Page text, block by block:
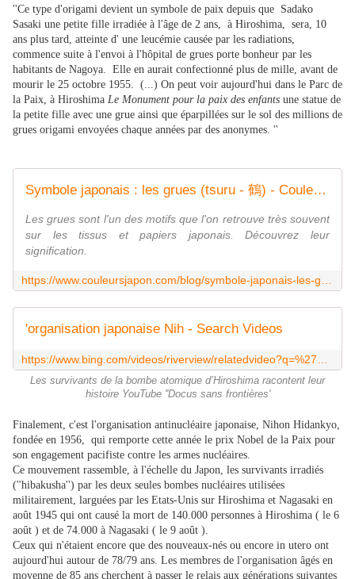
''Ce type d'origami devient un symbole de paix depuis que Sadako
Sasaki une petite fille irradiée à l'âge de 2 ans, à Hiroshima, sera, 10
ans plus tard, atteinte d' une leucémie causée par les radiations,
commence suite à l'envoi à l'hôpital de grues porte bonheur par les
habitants de Nagoya. Elle en aurait confectionné plus de mille, avant de
mourir le 25 octobre 1955. (...) On peut voir aujourd'hui dans le Parc de
la Paix, à Hiroshima Le Monument pour la paix des enfants une statue de
la petite fille avec une grue ainsi que éparpillées sur le sol des millions de
grues origami envoyées chaque années par des anonymes. ''
Symbole japonais : les grues (tsuru - 鶴) - Couleurs Japon
Les grues sont l'un des motifs que l'on retrouve très souvent
sur les tissus et papiers japonais. Découvrez leur
signification.
'organisation japonaise Nih - Search Videos
Les survivants de la bombe atomique d’Hiroshima racontent leur
histoire YouTube ''Docus sans frontières'
Finalement, c'est l'organisation antinucléaire japonaise, Nihon Hidankyo,
fondée en 1956, qui remporte cette année le prix Nobel de la Paix pour
son engagement pacifiste contre les armes nucléaires.
Ce mouvement rassemble, à l'échelle du Japon, les survivants irradiés
(''hibakusha'') par les deux seules bombes nucléaires utilisées
militairement, larguées par les Etats-Unis sur Hiroshima et Nagasaki en
août 1945 qui ont causé la mort de 140.000 personnes à Hiroshima ( le 6
août ) et de 74.000 à Nagasaki ( le 9 août ).
Ceux qui n'étaient encore que des nouveaux-nés ou encore in utero ont
aujourd'hui autour de 78/79 ans. Les membres de l'organisation âgés en
moyenne de 85 ans cherchent à passer le relais aux générations suivantes